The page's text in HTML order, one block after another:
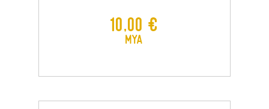
Prix
10,00 €
MYA